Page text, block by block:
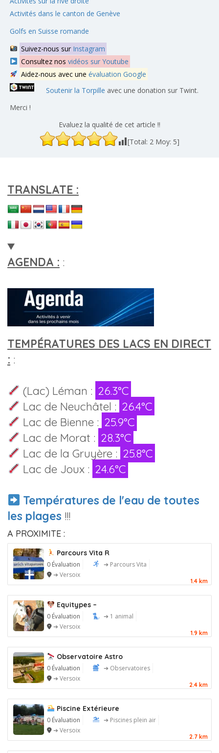
Activités dans le canton de Genève
Golfs en Suisse romande
Suivez-nous sur Instagram
Consultez nos vidéos sur Youtube
Aidez-nous avec une évaluation Google
Soutenir la Torpille avec une donation sur Twint.
Merci !
Evaluez la qualité de cet article !!
[Total: 2 Moy: 5]
TRANSLATE :
AGENDA : :
TEMPÉRATURES DES LACS EN DIRECT
: :
(Lac) Léman : 26.3°C
Lac de Neuchâtel : 26.4°C
Lac de Bienne : 25.9°C
Lac de Morat : 28.3°C
Lac de la Gruyère : 25.8°C
Lac de Joux : 24.6°C
Températures de l'eau de toutes
les plages !!!
A PROXIMITE :
Parcours Vita R
0 Évaluation
➔ Parcours Vita
➔ Versoix
1.4 km
Equitypes –
0 Évaluation
➔ 1 animal
➔ Versoix
1.9 km
Observatoire Astro
0 Évaluation
➔ Observatoires
➔ Versoix
2.4 km
Piscine Extérieure
0 Évaluation
➔ Piscines plein air
➔ Versoix
2.7 km